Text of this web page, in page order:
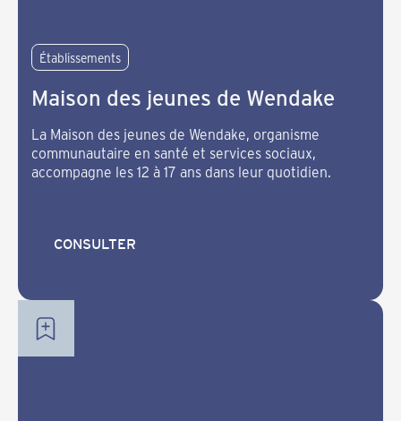
Établissements
Maison des jeunes de Wendake
La Maison des jeunes de Wendake, organisme
communautaire en santé et services sociaux,
accompagne les 12 à 17 ans dans leur quotidien.
CONSULTER
CONSULTER